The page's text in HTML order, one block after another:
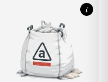
i